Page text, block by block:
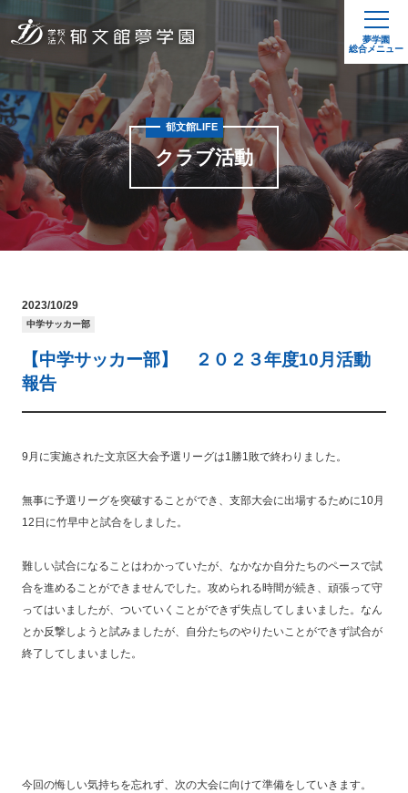
夢学園
総合メニュー
クラブ活動
郁文館LIFE
2023/10/29
中学サッカー部
【中学サッカー部】 ２０２３年度10月活動
報告
9月に実施された文京区大会予選リーグは1勝1敗で終わりました。
無事に予選リーグを突破することができ、支部大会に出場するために10月
12日に竹早中と試合をしました。
難しい試合になることはわかっていたが、なかなか自分たちのペースで試
合を進めることができませんでした。攻められる時間が続き、頑張って守
ってはいましたが、ついていくことができず失点してしまいました。なん
とか反撃しようと試みましたが、自分たちのやりたいことができず試合が
終了してしまいました。
今回の悔しい気持ちを忘れず、次の大会に向けて準備をしていきます。